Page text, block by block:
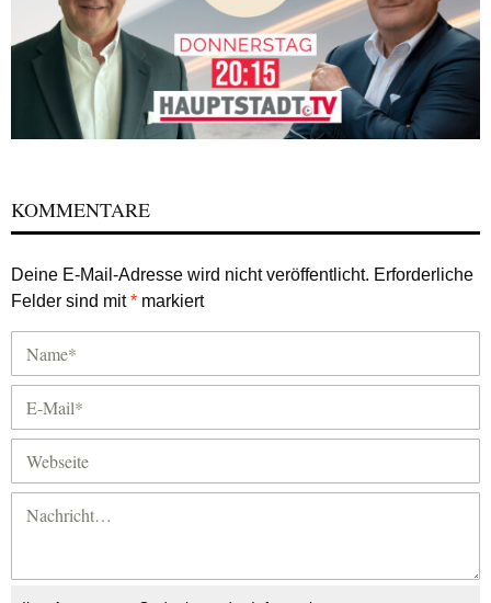
KOMMENTARE
Deine E-Mail-Adresse wird nicht veröffentlicht. Erforderliche
Felder sind mit* markiert